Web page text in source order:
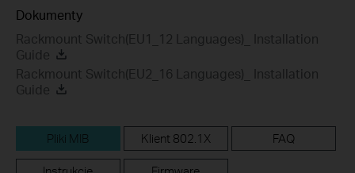
Dokumenty
Rackmount Switch(EU1_12 Languages)_ Installation
Guide
Rackmount Switch(EU2_16 Languages)_ Installation
Guide
Pliki MIB Klient 802.1X FAQ